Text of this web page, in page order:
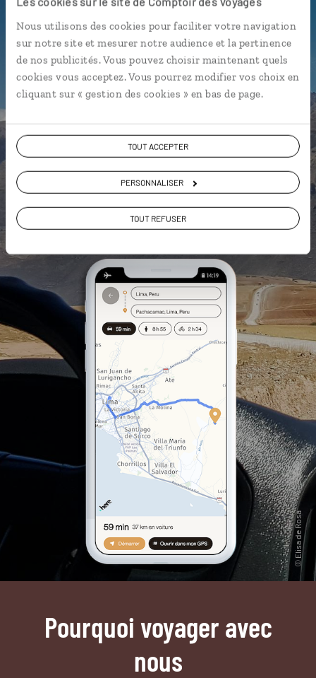
Nous utilisons des cookies pour faciliter votre navigation
sur notre site et mesurer notre audience et la pertinence
de nos publicités. Vous pouvez choisir maintenant quels
cookies vous acceptez. Vous pourrez modifier vos choix en
cliquant sur « gestion des cookies » en bas de page.
TOUT ACCEPTER
PERSONNALISER
TOUT REFUSER
Notre sélection de
cevicherias
Les plus beaux sites incas
géolocalisés
L'album souvenirs à composer
vous-même
DÉCOUVRIR LUCIOLE
Pourquoi voyager avec
nous